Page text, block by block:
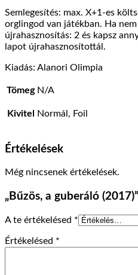
Semlegesítés: max. X+1-es
orglingod van játékban. Ha
újrahasznosítás: 2 és kapsz
lapot újrahasznosítottál.
Kiadás: Alanori Olimpia
Tömeg N/A
Kivitel Normál, Foil
Értékelések
Még nincsenek értékelések.
„Bűzös, a guberáló
A te értékelésed *
Értékelésed *